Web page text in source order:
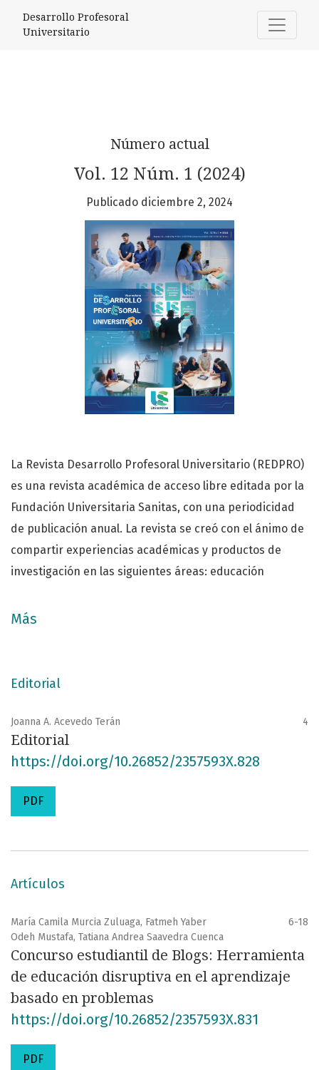
Desarrollo Profesoral Universitario
Desarrollo Profesoral
Universitario
Número actual
Vol. 12 Núm. 1 (2024)
Publicado diciembre 2, 2024
La Revista Desarrollo Profesoral Universitario (REDPRO)
es una revista académica de acceso libre editada por la
Fundación Universitaria Sanitas, con una periodicidad
de publicación anual. La revista se creó con el ánimo de
compartir experiencias académicas y productos de
investigación en las siguientes áreas: educación
y aprendizaje en educación superior, y responsabilidad
Más
Editorial
Joanna A. Acevedo Terán 4
Editorial
https://doi.org/10.26852/2357593X.828
PDF
Artículos
María Camila Murcia Zuluaga, Fatmeh Yaber
Odeh Mustafa, Tatiana Andrea Saavedra Cuenca
6-18
Concurso estudiantil de Blogs: Herramienta
de educación disruptiva en el aprendizaje
basado en problemas
https://doi.org/10.26852/2357593X.831
PDF